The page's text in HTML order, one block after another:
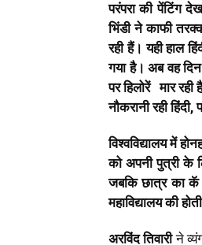
परंपरा की पेंटिंग
भिंडी ने काफी
रही हैं। यही हाल
गया है। अब वह दिन
पर हिलोरें मार रही है
नौकरानी रही हिंदी,
विश्वविद्यालय में
को अपनी पुत्री के
जबकि छात्र का कॅ
महाविद्यालय की होती
अरविंद तिवारीने